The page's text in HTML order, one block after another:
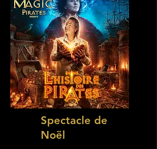
Spectacle de
Noël